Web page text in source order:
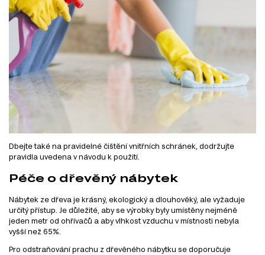
Dbejte také na pravidelné čištění vnitřních schránek, dodržujte
pravidla uvedena v návodu k použití.
Péče o dřevěný nábytek
Nábytek ze dřeva je krásný, ekologický a dlouhověký, ale vyžaduje
určitý přístup. Je důležité, aby se výrobky byly umístěny nejméně
jeden metr od ohřívačů a aby vlhkost vzduchu v místnosti nebyla
vyšší než 65%.
Pro odstraňování prachu z dřevěného nábytku se doporučuje